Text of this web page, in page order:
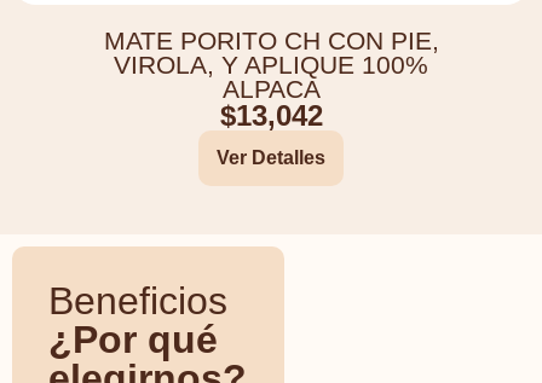
MATE PORITO CH CON PIE,
VIROLA, Y APLIQUE 100%
ALPACA
$13,042
Ver Detalles
Beneficios
¿Por qué